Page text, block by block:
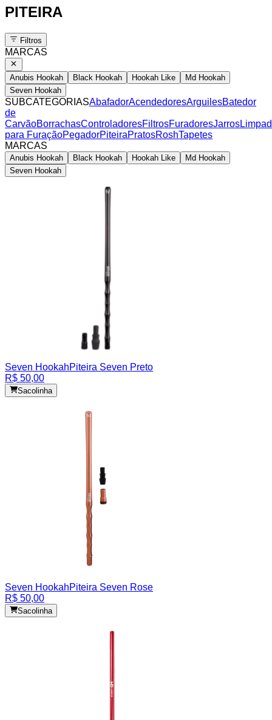
PITEIRA
Filtros
MARCAS
Anubis Hookah Black Hookah Hookah Like
Md Hookah
Seven Hookah
SUBCATEGORIASAbafadorAcendedoresArguilesBatedor
de
CarvãoBorrachasControladoresFiltrosFuradoresJarros
para FuraçãoPegadorPiteiraPratosRoshTapetes
MARCAS
Anubis Hookah Black Hookah Hookah Like
Md Hookah
Seven Hookah
Seven HookahPiteira Seven Preto
R$ 50,00
Sacolinha
Seven HookahPiteira Seven Rose
R$ 50,00
Sacolinha